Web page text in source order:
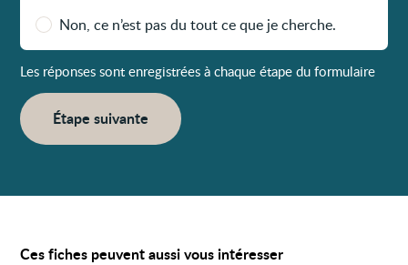
Non, ce n’est pas du tout ce que je cherche.
Les réponses sont enregistrées à chaque étape du formulaire
Étape suivante
Ces fiches peuvent aussi vous intéresser